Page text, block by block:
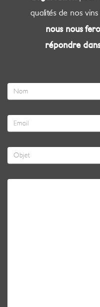
qualités de nos vins
nous nous
répondre